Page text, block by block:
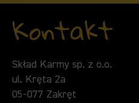
Kontakt
Skład Karmy sp. z o.o.
ul. Kręta 2a
05-077 Zakręt